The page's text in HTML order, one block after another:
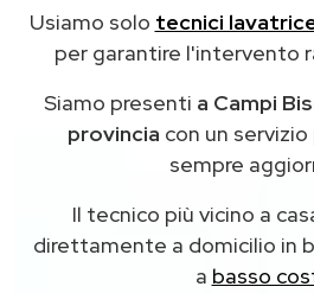
Usiamo solo tecnici
per garantire l'intervento
Siamo presenti a Campi
provincia con un
sempre
Il tecnico più vicino a
direttamente a domicilio in
a basso